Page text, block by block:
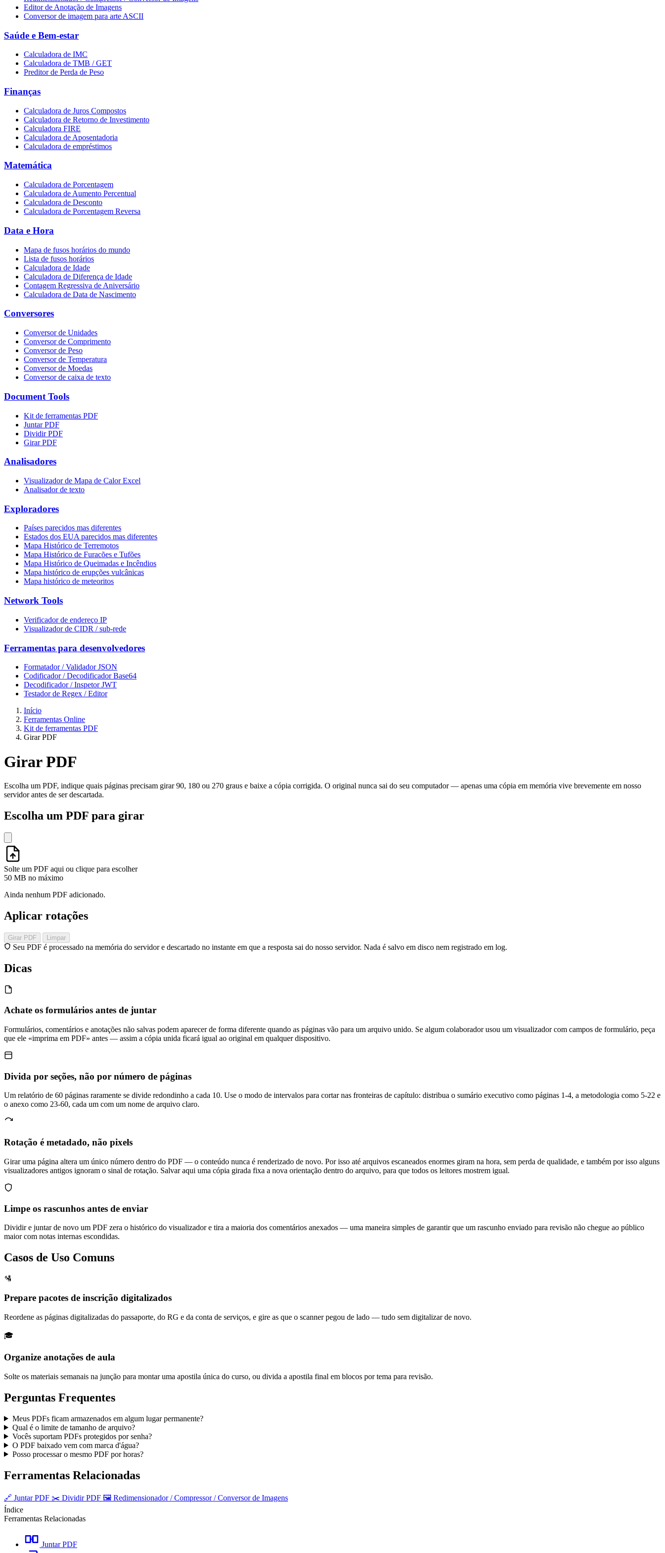
Editor de Anotação de Imagens
Conversor de imagem para arte ASCII
Saúde e Bem-estar
Calculadora de IMC
Calculadora de TMB / GET
Preditor de Perda de Peso
Finanças
Calculadora de Juros Compostos
Calculadora de Retorno de Investimento
Calculadora FIRE
Calculadora de Aposentadoria
Calculadora de empréstimos
Matemática
Calculadora de Porcentagem
Calculadora de Aumento Percentual
Calculadora de Desconto
Calculadora de Porcentagem Reversa
Data e Hora
Mapa de fusos horários do mundo
Lista de fusos horários
Calculadora de Idade
Calculadora de Diferença de Idade
Contagem Regressiva de Aniversário
Calculadora de Data de Nascimento
Conversores
Conversor de Unidades
Conversor de Comprimento
Conversor de Peso
Conversor de Temperatura
Conversor de Moedas
Conversor de caixa de texto
Document Tools
Kit de ferramentas PDF
Juntar PDF
Dividir PDF
Girar PDF
Analisadores
Visualizador de Mapa de Calor Excel
Analisador de texto
Exploradores
Países parecidos mas diferentes
Estados dos EUA parecidos mas diferentes
Mapa Histórico de Terremotos
Mapa Histórico de Furacões e Tufões
Mapa Histórico de Queimadas e Incêndios
Mapa histórico de erupções vulcânicas
Mapa histórico de meteoritos
Network Tools
Verificador de endereço IP
Visualizador de CIDR / sub-rede
Ferramentas para desenvolvedores
Formatador / Validador JSON
Codificador / Decodificador Base64
Decodificador / Inspetor JWT
Testador de Regex / Editor
Início
Ferramentas Online
Kit de ferramentas PDF
Girar PDF
Girar PDF
Escolha um PDF, indique quais páginas precisam girar 90, 180 ou 270 graus e baixe a cópia corrigida. O original nunca sai do seu computador — apenas uma cópia em memória vive brevemente em nosso
servidor antes de ser descartada.
Escolha um PDF para girar
Solte um PDF aqui ou clique para escolher
50 MB no máximo
Ainda nenhum PDF adicionado.
Aplicar rotações
Girar PDF Limpar
Seu PDF é processado na memória do servidor e descartado no instante em que a resposta sai do nosso servidor. Nada é salvo em disco nem registrado em log.
Dicas
Achate os formulários antes de juntar
Formulários, comentários e anotações não salvas podem aparecer de forma diferente quando as páginas vão para um arquivo unido. Se algum colaborador usou um visualizador com campos de formulário, peça
que ele «imprima em PDF» antes — assim a cópia unida ficará igual ao original em qualquer dispositivo.
Divida por seções, não por número de páginas
Um relatório de 60 páginas raramente se divide redondinho a cada 10. Use o modo de intervalos para cortar nas fronteiras de capítulo: distribua o sumário executivo como páginas 1-4, a metodologia como 5-22 e
o anexo como 23-60, cada um com um nome de arquivo claro.
Rotação é metadado, não pixels
Girar uma página altera um único número dentro do PDF — o conteúdo nunca é renderizado de novo. Por isso até arquivos escaneados enormes giram na hora, sem perda de qualidade, e também por isso alguns
visualizadores antigos ignoram o sinal de rotação. Salvar aqui uma cópia girada fixa a nova orientação dentro do arquivo, para que todos os leitores mostrem igual.
Limpe os rascunhos antes de enviar
Dividir e juntar de novo um PDF zera o histórico do visualizador e tira a maioria dos comentários anexados — uma maneira simples de garantir que um rascunho enviado para revisão não chegue ao público
maior com notas internas escondidas.
Casos de Uso Comuns
🛂
Prepare pacotes de inscrição digitalizados
Reordene as páginas digitalizadas do passaporte, do RG e da conta de serviços, e gire as que o scanner pegou de lado — tudo sem digitalizar de novo.
🎓
Organize anotações de aula
Solte os materiais semanais na junção para montar uma apostila única do curso, ou divida a apostila final em blocos por tema para revisão.
Perguntas Frequentes
Meus PDFs ficam armazenados em algum lugar permanente?
Qual é o limite de tamanho de arquivo?
Vocês suportam PDFs protegidos por senha?
O PDF baixado vem com marca d'água?
Posso processar o mesmo PDF por horas?
Ferramentas Relacionadas
🔗 Juntar PDF ✂️ Dividir PDF 🖼️ Redimensionador / Compressor / Conversor de Imagens
Índice
Ferramentas Relacionadas
Juntar PDF